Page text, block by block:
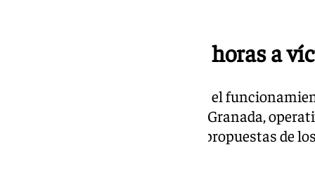
Centro asistencial 24 horas a
También se ha informado sobre el
víctimas de violencia sexual en Granada,
han presentado los informes y propuestas de